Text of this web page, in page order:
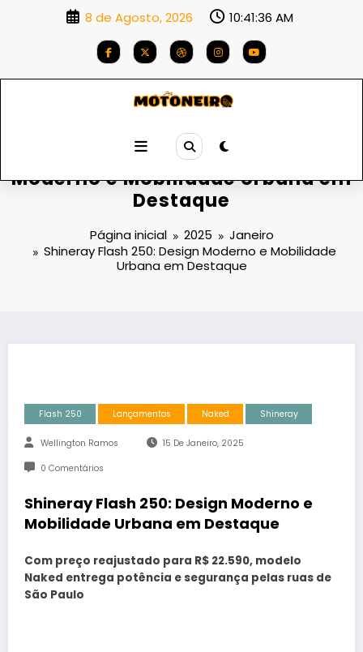
8 de Agosto, 2026 10:41:37 AM
Shineray Flash 250: Design
Moderno e Mobilidade Urbana em
Destaque
Página inicial 2025
Janeiro
Shineray Flash 250: Design Moderno e Mobilidade
Urbana em Destaque
Flash 250 Lançamentos Naked Shineray
Wellington Ramos 15 De Janeiro, 2025
0 Comentários
Shineray Flash 250: Design Moderno e
Mobilidade Urbana em Destaque
Com preço reajustado para R$ 22.590, modelo
Naked entrega potência e segurança pelas ruas de
São Paulo